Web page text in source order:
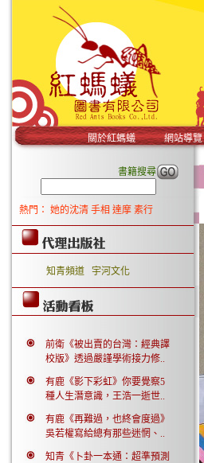
關於紅螞蟻 網站導覽
書籍搜尋
熱門： 她的沈清 手相 達摩 素行
知青頻道 宇河文化
前衛《被出賣的台灣：經典譯
校版》透過嚴謹學術接力修..
有鹿《影下彩虹》你要覺察5
種人生潛意識，王浩一逝世..
有鹿《再難過，也終會度過》
吳若權寫給總有那些迷惘、..
知青《卜卦一本通：超準預測